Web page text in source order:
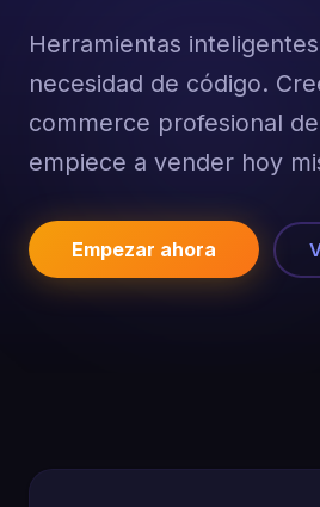
Herramientas
necesidad de código.
commerce profesional
empiece a vender hoy
Empezar ahora